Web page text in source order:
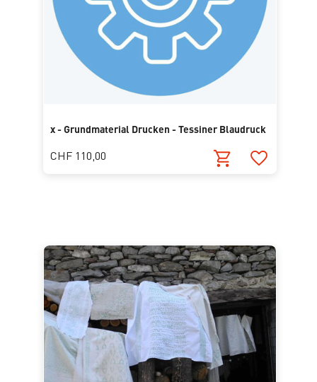
x - Grundmaterial Drucken - Tessiner Blaudruck
CHF 110,00